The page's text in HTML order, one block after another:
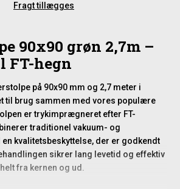
Fragt tillægges
90x90 grøn 2,7m –
FT-hegn
på 90x90 mm og 2,7 meter i
til brug sammen med vores populære
er trykimprægneret efter FT-
traditionel vakuum- og
kvalitetsbeskyttelse, der er godkendt
sikrer lang levetid og effektiv
fra kernen og ud.